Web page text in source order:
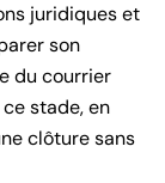
juridiques et
son
du courrier
stade, en
clôture sans